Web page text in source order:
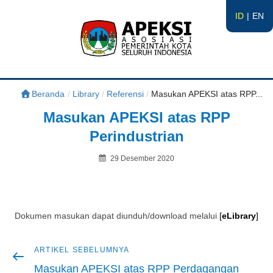
ID EN
APEKSI
#APEKSInergi
Beranda / Library / Referensi / Masukan APEKSI atas RPP...
Masukan APEKSI atas RPP
Perindustrian
Posted
29 Desember 2020
Dokumen masukan dapat diunduh/download melalui [eLibrary]
Navigasi
Artikel
sebelumnya
ARTIKEL SEBELUMNYA
Masukan APEKSI atas RPP Perdagangan